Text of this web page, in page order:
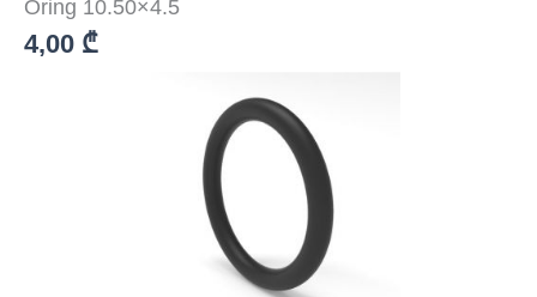
Oring 10.50×4.5
4,00 ₾